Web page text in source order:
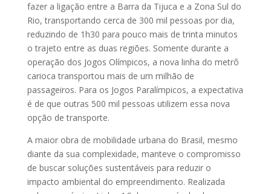
fazer a ligação entre a Barra da Tijuca e a Zona Sul do
Rio, transportando cerca de 300 mil pessoas por dia,
reduzindo de 1h30 para pouco mais de trinta minutos
o trajeto entre as duas regiões. Somente durante a
operação dos Jogos Olímpicos, a nova linha do metrô
carioca transportou mais de um milhão de
passageiros. Para os Jogos Paralímpicos, a expectativa
é de que outras 500 mil pessoas utilizem essa nova
opção de transporte.
A maior obra de mobilidade urbana do Brasil, mesmo
diante da sua complexidade, manteve o compromisso
de buscar soluções sustentáveis para reduzir o
impacto ambiental do empreendimento. Realizada